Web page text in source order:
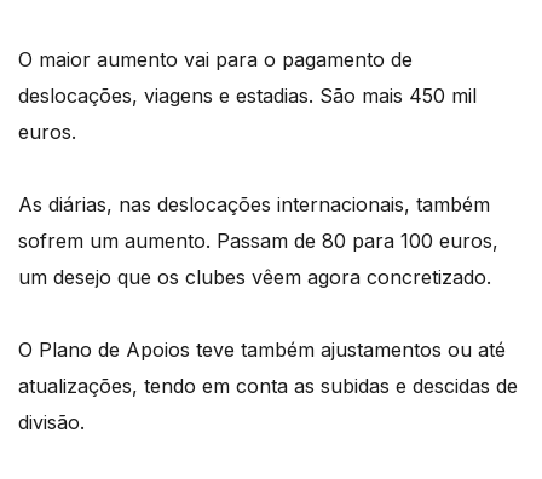
O maior aumento vai para o pagamento de
deslocações, viagens e estadias. São mais 450 mil
euros.
As diárias, nas deslocações internacionais, também
sofrem um aumento. Passam de 80 para 100 euros,
um desejo que os clubes vêem agora concretizado.
O Plano de Apoios teve também ajustamentos ou até
atualizações, tendo em conta as subidas e descidas de
divisão.